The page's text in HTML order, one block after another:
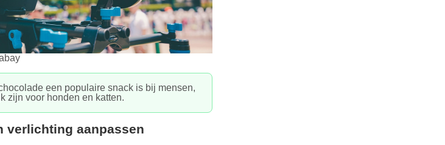
een populaire snack is bij mensen,
zijn voor honden en katten.
verlichting aanpassen